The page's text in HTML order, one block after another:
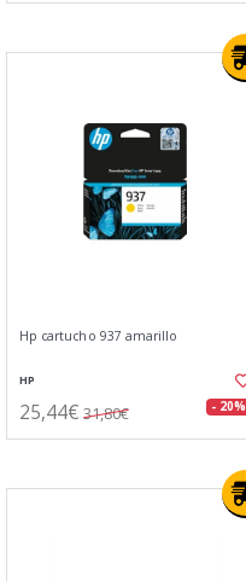
Hp cartucho 937 amarillo
HP
25,44€ 31,80€ - 20%